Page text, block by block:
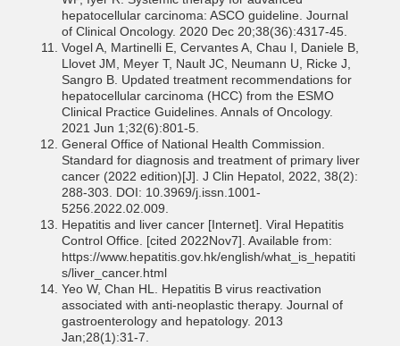
hepatocellular carcinoma: ASCO guideline. Journal
of Clinical Oncology. 2020 Dec 20;38(36):4317-45.
Vogel A, Martinelli E, Cervantes A, Chau I, Daniele B,
Llovet JM, Meyer T, Nault JC, Neumann U, Ricke J,
Sangro B. Updated treatment recommendations for
hepatocellular carcinoma (HCC) from the ESMO
Clinical Practice Guidelines. Annals of Oncology.
2021 Jun 1;32(6):801-5.
General Office of National Health Commission.
Standard for diagnosis and treatment of primary liver
cancer (2022 edition)[J]. J Clin Hepatol, 2022, 38(2):
288-303. DOI: 10.3969/j.issn.1001-
5256.2022.02.009.
Hepatitis and liver cancer [Internet]. Viral Hepatitis
Control Office. [cited 2022Nov7]. Available from:
https://www.hepatitis.gov.hk/english/what_is_hepatiti
s/liver_cancer.html
Yeo W, Chan HL. Hepatitis B virus reactivation
associated with anti‐neoplastic therapy. Journal of
gastroenterology and hepatology. 2013
Jan;28(1):31-7.